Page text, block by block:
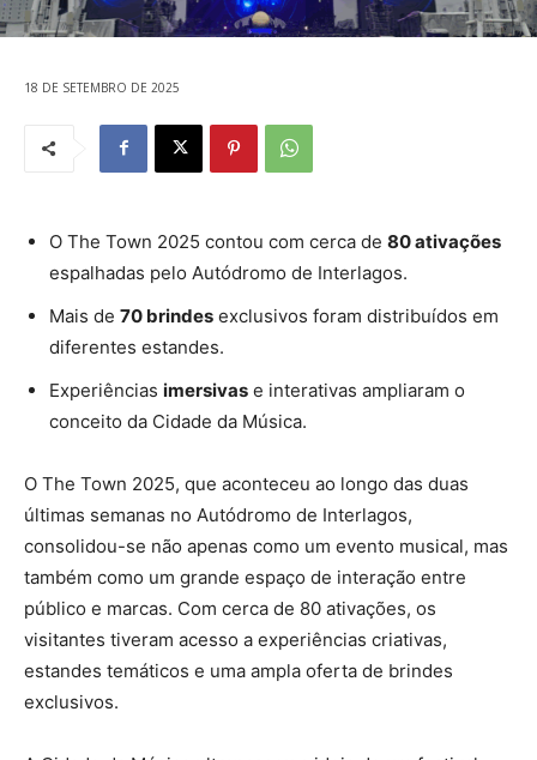
18 DE SETEMBRO DE 2025
O The Town 2025 contou com cerca de 80 ativações
espalhadas pelo Autódromo de Interlagos.
Mais de 70 brindes exclusivos foram distribuídos em
diferentes estandes.
Experiências imersivas e interativas ampliaram o
conceito da Cidade da Música.
O The Town 2025, que aconteceu ao longo das duas
últimas semanas no Autódromo de Interlagos,
consolidou-se não apenas como um evento musical, mas
também como um grande espaço de interação entre
público e marcas. Com cerca de 80 ativações, os
visitantes tiveram acesso a experiências criativas,
estandes temáticos e uma ampla oferta de brindes
exclusivos.